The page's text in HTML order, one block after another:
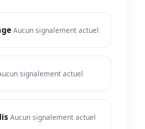
Aucun signalement actuel
signalement actuel
Aucun signalement actuel